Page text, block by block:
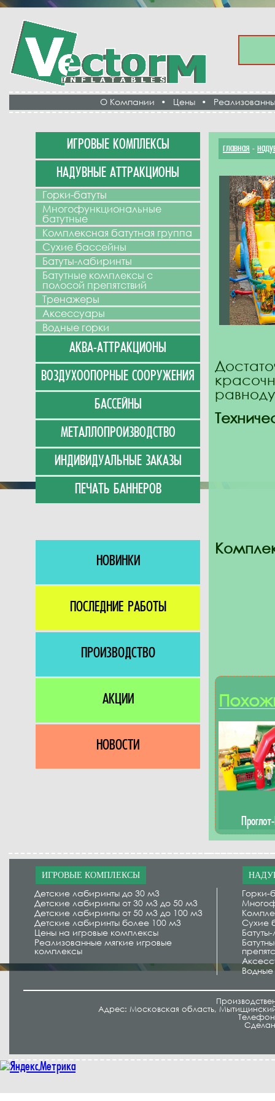
О Компании • Цены •
ИГРОВЫЕ КОМПЛЕКСЫ
НАДУВНЫЕ АТТРАКЦИОНЫ
Горки-батуты
Многофункциональные
батутные
Комплексная батутная группа
Сухие бассейны
Батуты-лабиринты
Батутные комплексы с
полосой препятствий
Тренажеры
Аксессуары
Водные горки
АКВА-АТТРАКЦИОНЫ
ВОЗДУХООПОРНЫЕ СООРУЖЕНИЯ
БАССЕЙНЫ
МЕТАЛЛОПРОИЗВОДСТВО
ИНДИВИДУАЛЬНЫЕ ЗАКАЗЫ
ПЕЧАТЬ БАННЕРОВ
НОВИНКИ
ПОСЛЕДНИЕ РАБОТЫ
ПРОИЗВОДСТВО
АКЦИИ
НОВОСТИ
главная -
ИГРОВЫЕ КОМПЛЕКСЫ
Детские лабиринты до 30 м3
Детские лабиринты от 30 м3 до 50 м3
Детские лабиринты от 50 м3 до 100 м3
Детские лабиринты более 100 м3
Цены на игровые комплексы
Реализованные мягкие игровые
комплексы
Горки-
Сухие
Водные
Адрес: Московская область,